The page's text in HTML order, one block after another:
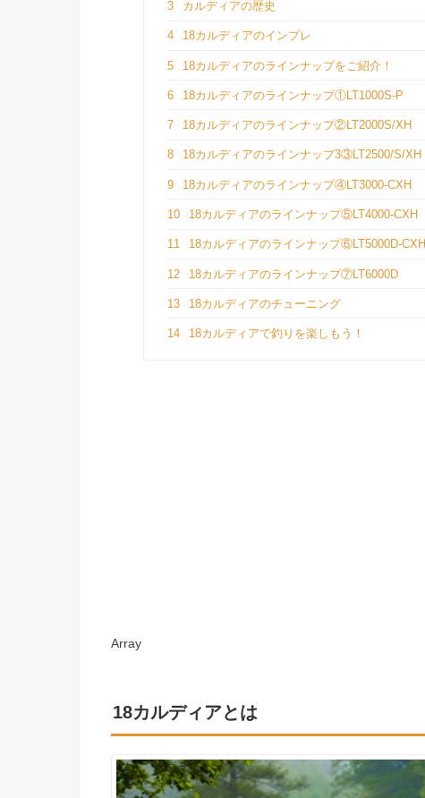
3 カルディアの歴史
4 18カルディアのインプレ
5 18カルディアのラインナップをご紹介！
6 18カルディアのラインナップ①LT1000S-P
7 18カルディアのラインナップ②LT2000S/XH
8 18カルディアのラインナップ3③LT2500/S/XH
9 18カルディアのラインナップ④LT3000-CXH
10 18カルディアのラインナップ⑤LT4000-CXH
11 18カルディアのラインナップ⑥LT5000D-CXH
12 18カルディアのラインナップ⑦LT6000D
13 18カルディアのチューニング
14 18カルディアで釣りを楽しもう！
Array
18カルディアとは